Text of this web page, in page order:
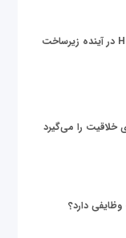
زیر پوست دنیای داده؛ نقش سرور HP در آینده زیرساخت
خلاقیت را می‌گیرد
دارد؟